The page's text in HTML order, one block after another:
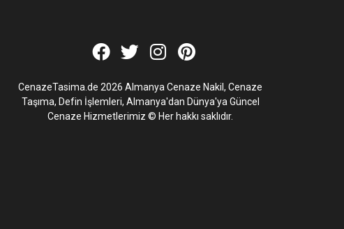
CenazeTasima.de 2026 Almanya Cenaze Nakil, Cenaze
Taşıma, Defin İşlemleri, Almanya'dan Dünya'ya Güncel
Cenaze Hizmetlerimiz © Her hakkı saklıdır.